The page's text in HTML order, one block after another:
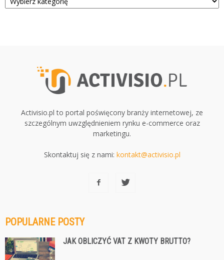
Activisio.pl to portal poświęcony branży internetowej, ze
szczególnym uwzględnieniem rynku e-commerce oraz
marketingu.
Skontaktuj się z nami: kontakt@activisio.pl
POPULARNE POSTY
JAK OBLICZYĆ VAT Z KWOTY BRUTTO?